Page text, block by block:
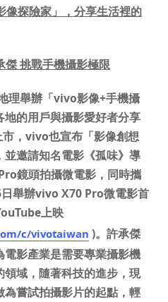
像探險家」，分享生活裡的
傑 挑戰手機攝影極限
理舉辦「vivo影像+手機攝
的用戶與攝影愛好者分享
， vivo也宣布「影像創想
邀請知名電影《孤味》導
鏡頭拍攝微電影，同時攜
日舉辦vivo X70 Pro微電影首
上映
c/vivotaiwan )。許承傑
影產業是需要專業攝影機
域，隨著科技的進步，現
嘗試拍攝影片的起點，輕